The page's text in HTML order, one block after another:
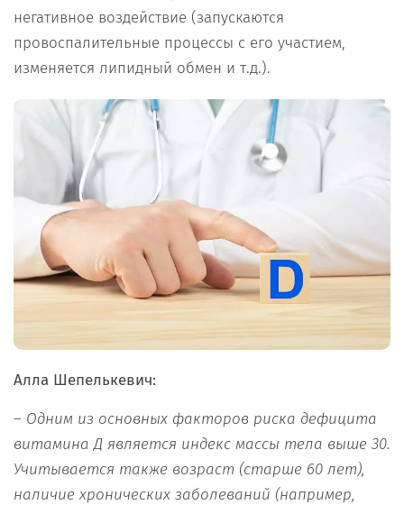
негативное воздействие (запускаются
провоспалительные процессы с его участием,
изменяется липидный обмен и т.д.).
Алла Шепелькевич:
– Одним из основных факторов риска дефицита
витамина Д является индекс массы тела выше 30.
Учитывается также возраст (старше 60 лет),
наличие хронических заболеваний (например,